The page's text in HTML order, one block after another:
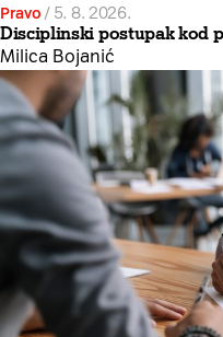
Pravo / 5. 8. 2026.
Disciplinski postupak kod
Milica Bojanić